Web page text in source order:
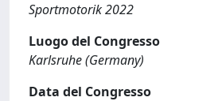
Sportmotorik 2022
Luogo del Congresso
Karlsruhe (Germany)
Data del Congresso